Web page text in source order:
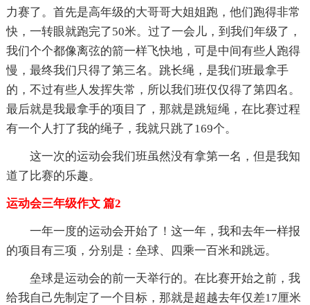
力赛了。首先是高年级的大哥哥大姐姐跑，他们跑得非常
快，一转眼就跑完了50米。过了一会儿，到我们年级了，
我们个个都像离弦的箭一样飞快地，可是中间有些人跑得
慢，最终我们只得了第三名。跳长绳，是我们班最拿手
的，不过有些人发挥失常，所以我们班仅仅得了第四名。
最后就是我最拿手的项目了，那就是跳短绳，在比赛过程
有一个人打了我的绳子，我就只跳了169个。
这一次的运动会我们班虽然没有拿第一名，但是我知
道了比赛的乐趣。
运动会三年级作文 篇2
一年一度的运动会开始了！这一年，我和去年一样报
的项目有三项，分别是：垒球、四乘一百米和跳远。
垒球是运动会的前一天举行的。在比赛开始之前，我
给我自己先制定了一个目标，那就是超越去年仅差17厘米